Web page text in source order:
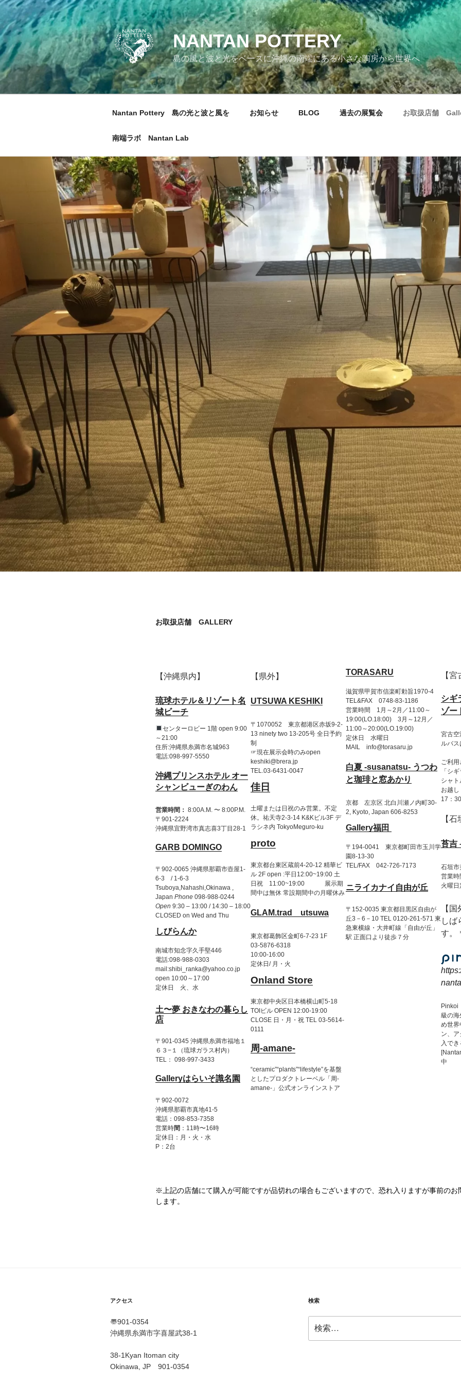
コ
ン
テ
ン
ツ
へ
ス
キ
NANTAN POTTERY
島の風と波と光をベースに沖縄の南端にある小さな陶房から世界へ
Nantan Pottery 島の光と波と風を お知らせ BLOG 過去の展覧会 お取扱店舗
南端ラボ Nantan Lab
お取扱店舗 GALLERY
【沖縄県内】
琉球ホテル＆リゾート名
城ビーチ
センターロビー 1階 open 9:00
～21:00
住所:沖縄県糸満市名城963
電話:098-997-5550
沖縄プリンスホテル オー
シャンビューぎのわん
営業時間： 8:00A.M. 〜 8:00P.M.
〒901-2224
沖縄県宜野湾市真志喜3丁目28-1
GARB DOMINGO
〒902-0065 沖縄県那覇市壺屋1-
6-3 / 1-6-3
Tsuboya,Nahashi,Okinawa ,
Japan Phone 098-988-0244
Open 9:30 – 13:00 / 14:30 – 18:00
CLOSED on Wed and Thu
しびらんか
南城市知念字久手堅446
電話:098-988-0303
mail:shibi_ranka@yahoo.co.jp
open 10:00～17:00
定休日 火、水
土〜夢 おきなわの暮らし
店
〒901-0345 沖縄県糸満市福地１
６３−１（琉球ガラス村内）
TEL： 098-997-3433
Galleryはらいそ識名園
〒902-0072
沖縄県那覇市真地41-5
電話：098-853-7358
営業時間 ：11時〜16時
定休日：月・火・水
P：2台
【県外】
UTSUWA KESHIKI
〒1070052 東京都港区赤坂9-2-
13 ninety two 13-205号 全日予約
制
☞︎現在展示会時のみopen
keshiki@brera.jp
TEL.03-6431-0047
佳日
土曜または日祝のみ営業。不定
休。祐天寺2-3-14 K&Kビル3F デ
ラシネ内 TokyoMeguro-ku
proto
東京都台東区蔵前4-20-12 精華ビ
ル 2F open :平日12:00~19:00 土
日祝 11:00~19:00 展示期
間中は無休 常設期間中の月曜休み
GLAM.trad utsuwa
東京都葛飾区金町6-7-23 1F
03-5876-6318
10:00-16:00
定休日/ 月・火
Onland Store
東京都中央区日本橋横山町5-18
TOIビル OPEN 12:00-19:00
CLOSE 日・月・祝 TEL 03-5614-
0111
周-amane-
“ceramic”“plants”“lifestyle”を基盤
としたプロダクトレーベル「周-
amane-」公式オンラインストア
TORASARU
滋賀県甲賀市信楽町勅旨1970-4
TEL&FAX 0748-83-1186
営業時間 1月～2月／11:00～
19:00(LO.18:00) 3月～12月／
11:00～20:00(LO.19:00)
定休日 水曜日
MAIL info@torasaru.jp
白夏 -susanatsu- うつわ
と珈琲と窓あかり
京都 左京区 北白川瀬ノ内町30-
2, Kyoto, Japan 606-8253
Gallery福田
〒194-0041 東京都町田市玉川学
園8-13-30
TEL/FAX 042-726-7173
ニライカナイ自由が丘
〒152-0035 東京都目黒区自由が
丘3－6－10 TEL 0120-261-571 東
急東横線・大井町線「自由が丘」
駅 正面口より徒歩７分
【
シギ
ゾー
宮古空
ルバ
ご利
「シ
シャ
お越
17：
【
苔吉
石垣市
営業
火曜日
【
しば
す。
Pinkoi
級の海
め世界
ン、
入で
中
※上記の店舗にて購入が可能ですが品切れの場合もございますので、恐れ入りますが事前のお
します。
アクセス
〠901-0354
沖縄県糸満市字喜屋武38-1
38-1Kyan Itoman city
Okinawa, JP 901-0354
検索
索: